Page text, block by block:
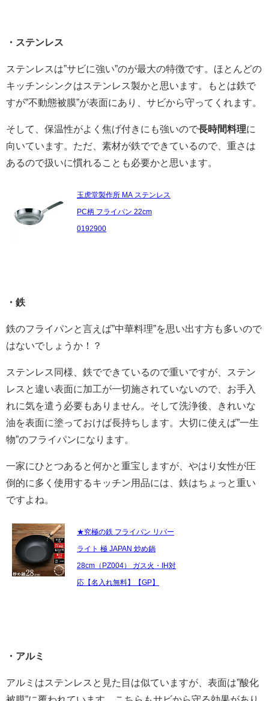
・ステンレス
ステンレスは”サビに強い”のが最大の特徴です。ほとんどの
キッチンシンクはステンレス製かと思います。もとは鉄で
すが”不動態被膜”が表面にあり、サビから守ってくれます。
そして、保温性がよく焦げ付きにも強いので長時間料理に
向いています。ただ、素材が鉄でできているので、重さは
あるので扱いに慣れることも必要かと思います。
玉虎堂製作所 MA ステンレス
PC柄 フライパン 22cm
0192900
・鉄
鉄のフライパンと言えば”中華料理”を思い出す方も多いので
はないでしょうか！？
ステンレス同様、鉄でできているので重いですが、ステン
レスと違い表面に加工が一切施されていないので、お手入
れに気を遣う必要もありません。そして洗浄後、きれいな
油を表面に塗っておけば長持ちします。大切に使えば”一生
物”のフライパンになります。
一家にひとつあると何かと重宝しますが、やはり女性が圧
倒的に多く使用するキッチン用品には、鉄はちょっと重い
ですよね。
★究極の鉄 フライパン リバー
ライト 極 JAPAN 炒め鍋
28cm（PZ004） ガス火・IH対
応【名入れ無料】【GP】
・アルミ
アルミはステンレスと見た目は似ていますが、表面は”酸化